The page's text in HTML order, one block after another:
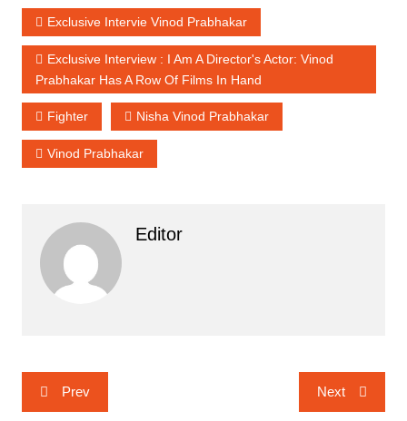
Exclusive Intervie Vinod Prabhakar
Exclusive Interview : I Am A Director's Actor: Vinod
Prabhakar Has A Row Of Films In Hand
Fighter Nisha Vinod Prabhakar
Vinod Prabhakar
Editor
Post
navigation
Prev Next